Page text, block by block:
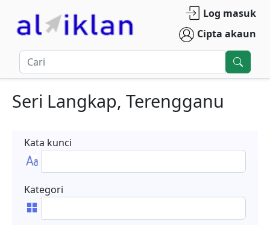
Log masuk
Cipta akaun
Seri Langkap, Terengganu
Kata kunci
Kategori